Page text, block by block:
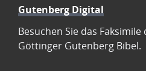
Gutenberg Digital
Besuchen Sie das Faksimile
Göttinger Gutenberg Bibel.